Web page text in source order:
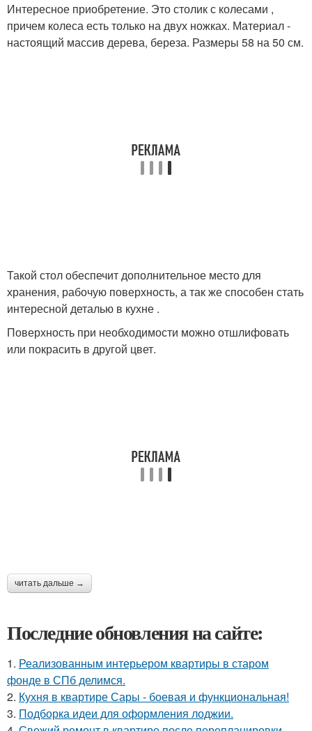
Интересное приобретение. Это столик с колесами ,
причем колеса есть только на двух ножках. Материал -
настоящий массив дерева, береза. Размеры 58 на 50 см.
Такой стол обеспечит дополнительное место для
хранения, рабочую поверхность, а так же способен стать
интересной деталью в кухне .
Поверхность при необходимости можно отшлифовать
или покрасить в другой цвет.
читать дальше →
Последние обновления на сайте:
1. Реализованным интерьером квартиры в старом
фонде в СПб делимся.
2. Кухня в квартире Сары - боевая и функциональная!
3. Подборка идеи для оформления лоджии.